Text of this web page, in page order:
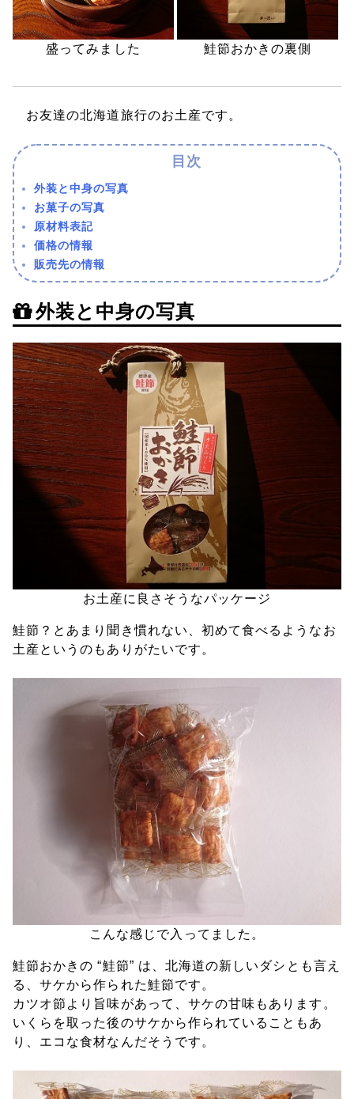
盛ってみました 鮭節おかきの裏側
お友達の北海道旅行のお土産です。
外装と中身の写真
お菓子の写真
原材料表記
価格の情報
販売先の情報
外装と中身の写真
お土産に良さそうなパッケージ
鮭節？とあまり聞き慣れない、初めて食べるようなお
土産というのもありがたいです。
こんな感じで入ってました。
鮭節おかきの “鮭節” は、北海道の新しいダシとも言え
る、サケから作られた鮭節です。
カツオ節より旨味があって、サケの甘味もあります。
いくらを取った後のサケから作られていることもあ
り、エコな食材なんだそうです。